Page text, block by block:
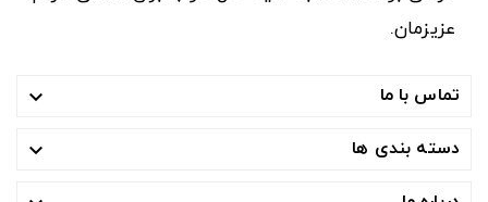
عزیزمان.
تماس با ما 
دسته بندی ها 